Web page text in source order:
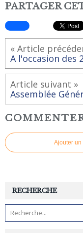
PARTAGER
« Article
A l'occasion des
Article suivant »
Ajouter un
RECHERCHE